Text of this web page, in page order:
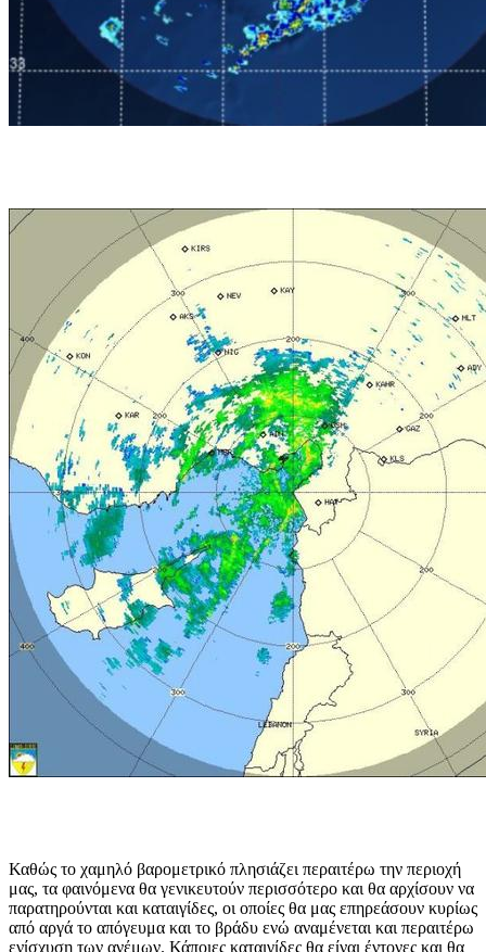
Καθώς το χαμηλό βαρομετρικό πλησιάζει περαιτέρω την περιοχή
μας, τα φαινόμενα θα γενικευτούν περισσότερο και θα αρχίσουν να
παρατηρούνται και καταιγίδες, οι οποίες θα μας επηρεάσουν κυρίως
από αργά το απόγευμα και το βράδυ ενώ αναμένεται και περαιτέρω
ενίσχυση των ανέμων. Κάποιες καταιγίδες θα είναι έντονες και θα